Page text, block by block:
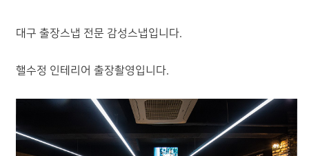
대구 출장스냅 전문 감성스냅입니다.
핼수정 인테리어 출장촬영입니다.